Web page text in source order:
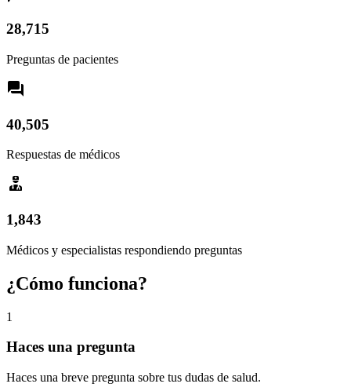
28,715
Preguntas de pacientes
40,505
Respuestas de médicos
1,843
Médicos y especialistas respondiendo preguntas
¿Cómo funciona?
1
Haces una pregunta
Haces una breve pregunta sobre tus dudas de salud.